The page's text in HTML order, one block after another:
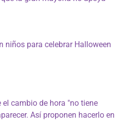
niños para celebrar Halloween
el cambio de hora "no tiene
Así proponen hacerlo en